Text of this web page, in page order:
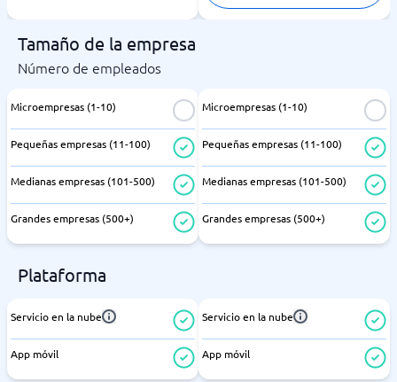
Tamaño de la empresa
Número de empleados
Microempresas (1-10)
Pequeñas empresas (11-100)
Medianas empresas (101-500)
Grandes empresas (500+)
Microempresas (1-10)
Pequeñas empresas (11-100)
Medianas empresas (101-500)
Grandes empresas (500+)
Plataforma
Servicio en la nube
App móvil
Servicio en la nube
App móvil